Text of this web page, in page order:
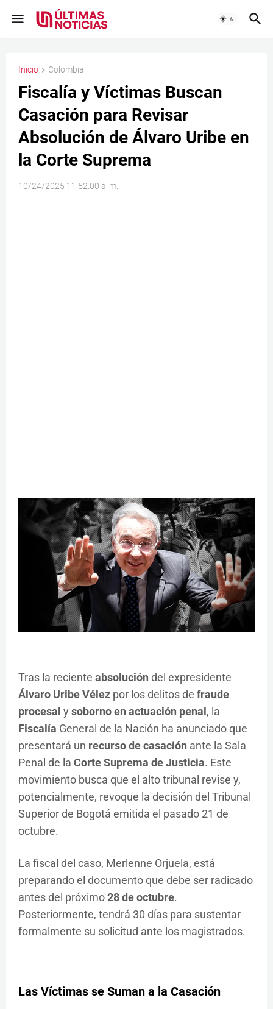
Inicio Colombia
Fiscalía y Víctimas Buscan
Casación para Revisar
Absolución de Álvaro Uribe en
la Corte Suprema
10/24/2025 11:52:00 a. m.
Tras la reciente absolución del expresidente
Álvaro Uribe Vélez por los delitos de fraude
procesal y soborno en actuación penal, la
Fiscalía General de la Nación ha anunciado que
presentará un recurso de casación ante la Sala
Penal de la Corte Suprema de Justicia. Este
movimiento busca que el alto tribunal revise y,
potencialmente, revoque la decisión del Tribunal
Superior de Bogotá emitida el pasado 21 de
octubre.
La fiscal del caso, Merlenne Orjuela, está
preparando el documento que debe ser radicado
antes del próximo28 de octubre.
Posteriormente, tendrá 30 días para sustentar
formalmente su solicitud ante los magistrados.
Las Víctimas se Suman a la Casación